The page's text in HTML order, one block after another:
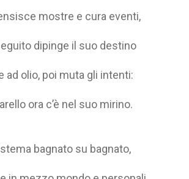
mostre e cura eventi,
dipinge il suo destino
ad olio, poi muta gli intenti:
ora c’è nel suo mirino.
bagnato su bagnato,